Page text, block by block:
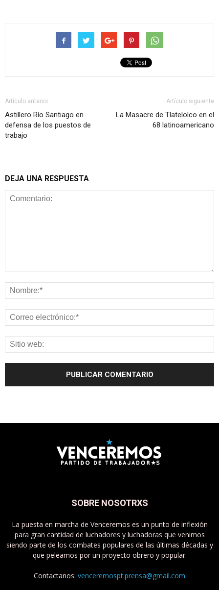
Artículo anterior
Astillero Río Santiago en
defensa de los puestos de
trabajo
Artículo siguiente
La Masacre de Tlatelolco en el
68 latinoamericano
DEJA UNA RESPUESTA
SOBRE NOSOTRXS
La puesta en marcha de Venceremos es un punto de inflexión
para gran cantidad de luchadores y luchadoras que venimos
siendo parte de los combates populares de las últimas décadas y
que peleamos por un proyecto obrero y popular.
Contactanos: venceremospt.prensa@gmail.com